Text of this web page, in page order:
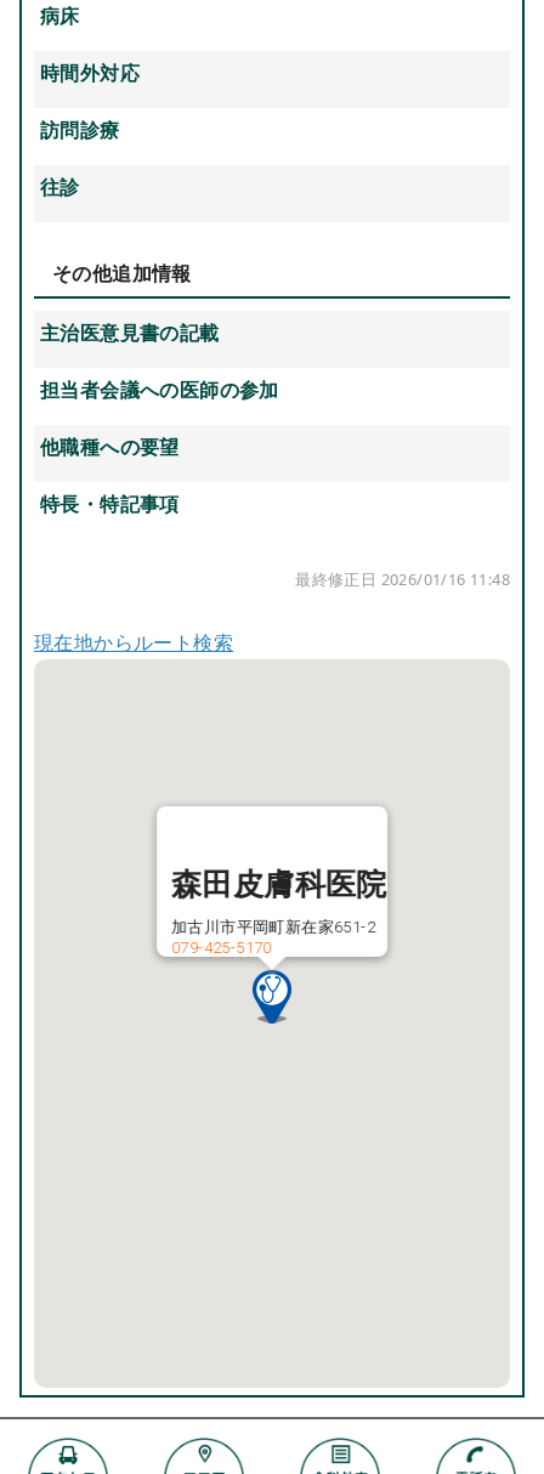
病床
時間外対応
訪問診療
往診
その他追加情報
主治医意見書の記載
担当者会議への医師の参加
他職種への要望
特長・特記事項
最終修正日 2026/01/16 11:48
現在地からルート検索
森田皮膚科医院
加古川市平岡町新在家651-2
079-425-5170